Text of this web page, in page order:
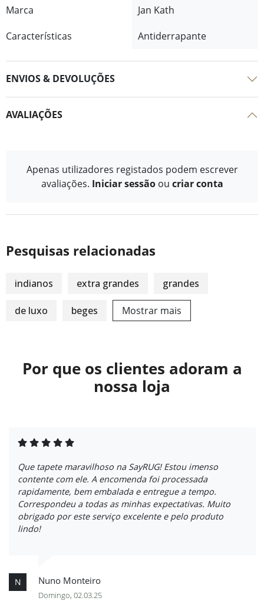
Marca
Jan Kath
Características
Antiderrapante
ENVIOS & DEVOLUÇÕES
AVALIAÇÕES
Apenas utilizadores registados podem escrever
avaliações. Iniciar sessão ou criar conta
Pesquisas relacionadas
indianos extra grandes grandes
de luxo beges Mostrar mais
Por que os clientes adoram a
nossa loja
Que tapete maravilhoso na SayRUG! Estou imenso
contente com ele. A encomenda foi processada
rapidamente, bem embalada e entregue a tempo.
Correspondeu a todas as minhas expectativas. Muito
obrigado por este serviço excelente e pelo produto
lindo!
N Nuno Monteiro
Domingo, 02.03.25